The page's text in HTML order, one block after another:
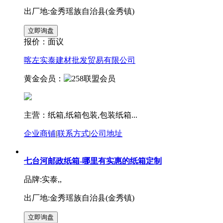
出厂地:金秀瑶族自治县(金秀镇)
报价： 面议
喀左实泰建材批发贸易有限公司
黄金会员：
主营：纸箱,纸箱包装,包装纸箱...
企业商铺|联系方式|公司地址
七台河邮政纸箱-哪里有实惠的纸箱定制
品牌:实泰,,
出厂地:金秀瑶族自治县(金秀镇)